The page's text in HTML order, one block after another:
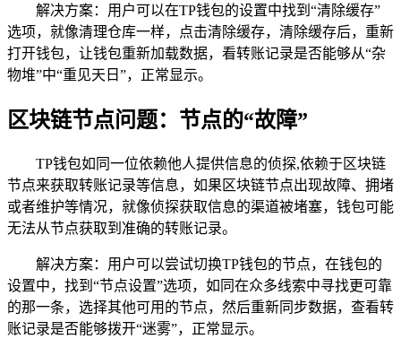
解决方案：用户可以在TP钱包的设置中找到“清除缓存”
选项，就像清理仓库一样，点击清除缓存，清除缓存后，重新
打开钱包，让钱包重新加载数据，看转账记录是否能够从“杂
物堆”中“重见天日”，正常显示。
区块链节点问题：节点的“故障”
TP钱包如同一位依赖他人提供信息的侦探,依赖于区块链
节点来获取转账记录等信息，如果区块链节点出现故障、拥堵
或者维护等情况，就像侦探获取信息的渠道被堵塞，钱包可能
无法从节点获取到准确的转账记录。
解决方案：用户可以尝试切换TP钱包的节点，在钱包的
设置中，找到“节点设置”选项，如同在众多线索中寻找更可靠
的那一条，选择其他可用的节点，然后重新同步数据，查看转
账记录是否能够拨开“迷雾”，正常显示。